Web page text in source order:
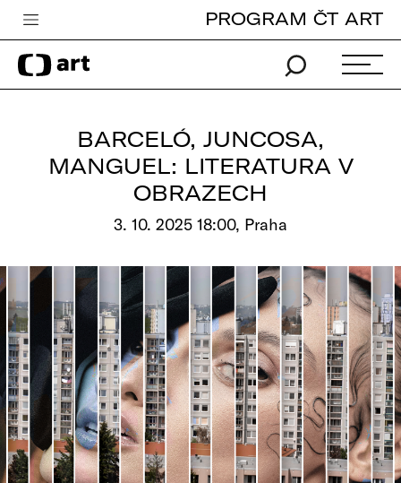
Česká televize
Zpravodajství
iVysílání
edu
Vše o ČT
PROGRAM ČT ART
BARCELÓ, JUNCOSA,
MANGUEL: LITERATURA V
OBRAZECH
3. 10. 2025 18:00, Praha